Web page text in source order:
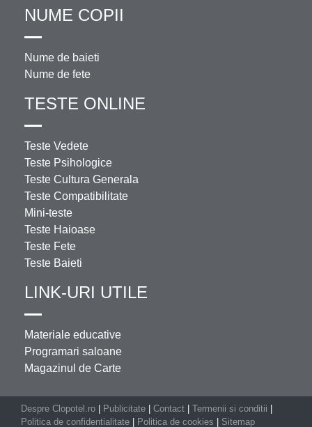
NUME COPII
Nume de baieti
Nume de fete
TESTE ONLINE
Teste Vedete
Teste Psihologice
Teste Cultura Generala
Teste Compatibilitate
Mini-teste
Teste Haioase
Teste Fete
Teste Baieti
LINK-URI UTILE
Materiale educative
Programari saloane
Magazinul de Carte
Despre Clopotel.ro Publicitate Contact Termenii si conditii
Politica de confidentialitate
Politica de cookies Sitemap